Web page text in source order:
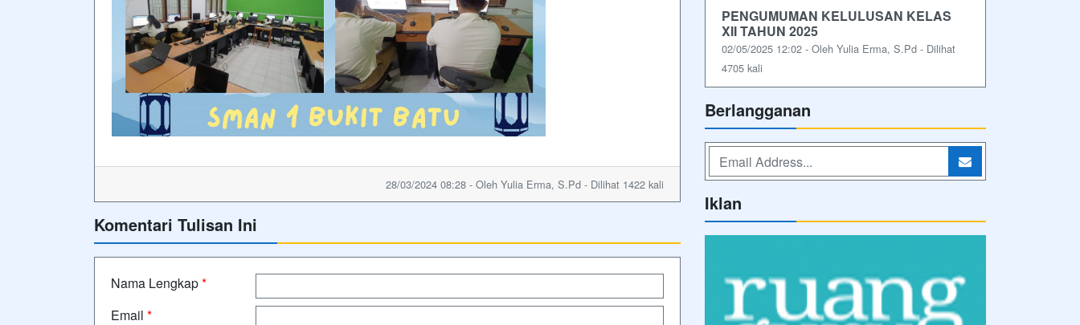
28/03/2024 08:28 - Oleh Yulia Erma, S.Pd - Dilihat 1422 kali
Komentari Tulisan Ini
Nama Lengkap*
Email *
PENGUMUMAN KELULUSAN KELAS
XII TAHUN 2025
02/05/2025 12:02 - Oleh Yulia Erma, S.Pd - Dilihat
4705 kali
Berlangganan
Iklan